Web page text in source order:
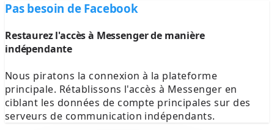
Pas besoin de Facebook
Restaurez l'accès à Messenger de manière
indépendante
Nous piratons la connexion à la plateforme
principale. Rétablissons l'accès à Messenger en
ciblant les données de compte principales sur des
serveurs de communication indépendants.